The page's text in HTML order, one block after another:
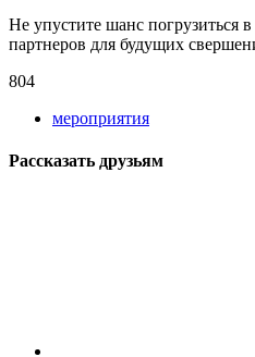
Не упустите шанс погрузиться
партнеров для будущих
804
мероприятия
Рассказать друзьям